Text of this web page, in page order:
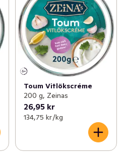
Toum Vitlökscréme
200 g, Zeinas
26,95 kr
134,75 kr /kg